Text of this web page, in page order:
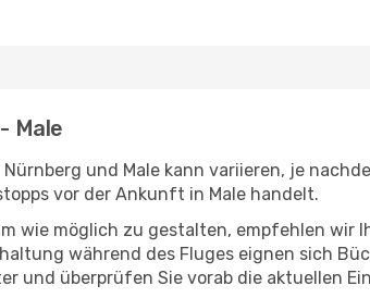
Male
und Male kann variieren, je
vor der Ankunft in Male handelt.
wie möglich zu gestalten, empfehlen wir
während des Fluges eignen sich
und überprüfen Sie vorab die aktuellen